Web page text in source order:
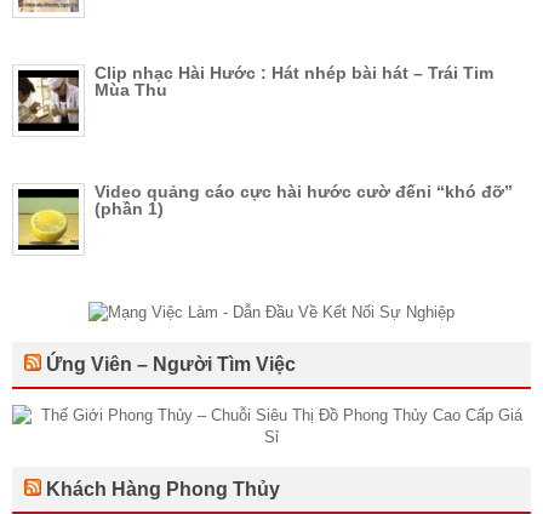
Clip nhạc Hài Hước : Hát nhép bài hát – Trái Tim
Mùa Thu
Video quảng cáo cực hài hước cườ đếni “khó đỡ”
(phần 1)
Ứng Viên – Người Tìm Việc
Khách Hàng Phong Thủy